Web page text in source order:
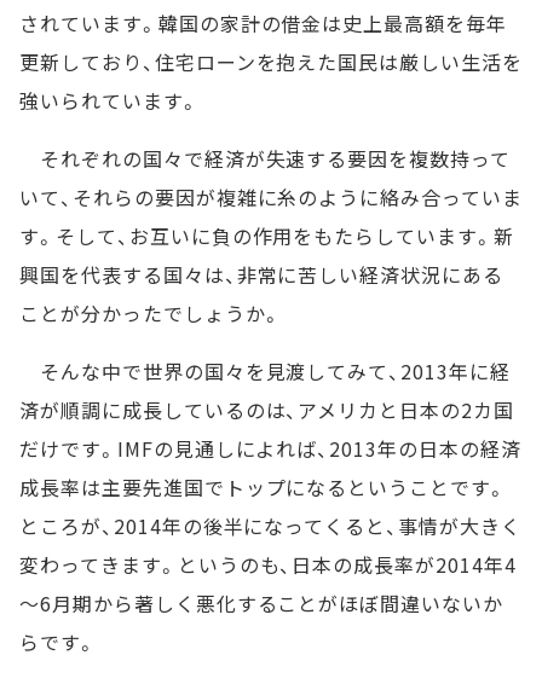
されています。韓国の家計の借金は史上最高額を毎年
更新しており、住宅ローンを抱えた国民は厳しい生活を
強いられています。
それぞれの国々で経済が失速する要因を複数持って
いて、それらの要因が複雑に糸のように絡み合っていま
す。そして、お互いに負の作用をもたらしています。新
興国を代表する国々は、非常に苦しい経済状況にある
ことが分かったでしょうか。
そんな中で世界の国々を見渡してみて、2013年に経
済が順調に成長しているのは、アメリカと日本の2カ国
だけです。IMFの見通しによれば、2013年の日本の経済
成長率は主要先進国でトップになるということです。
ところが、2014年の後半になってくると、事情が大きく
変わってきます。というのも、日本の成長率が2014年4
～6月期から著しく悪化することがほぼ間違いないか
らです。